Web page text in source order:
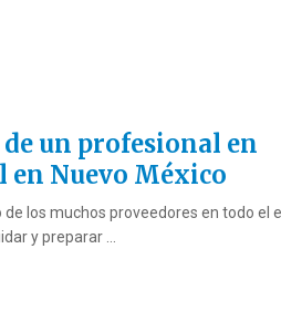
un profesional en
Nuevo México
los muchos proveedores en todo el
y preparar ...